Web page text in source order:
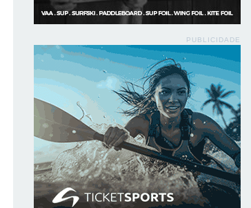
PUBLICIDADE